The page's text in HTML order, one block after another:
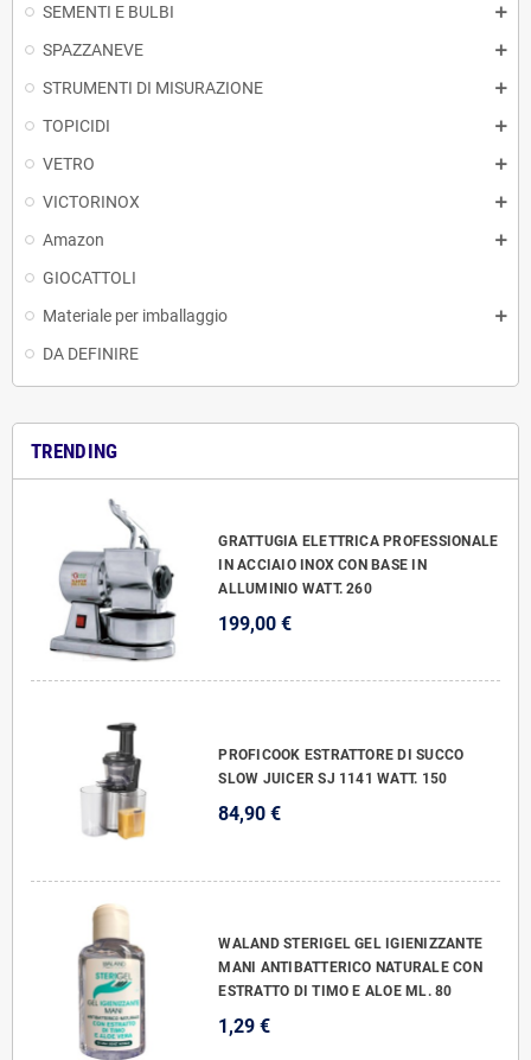
SEMENTI E BULBI
SPAZZANEVE
STRUMENTI DI MISURAZIONE
TOPICIDI
VETRO
VICTORINOX
Amazon
GIOCATTOLI
Materiale per imballaggio
DA DEFINIRE
TRENDING
GRATTUGIA ELETTRICA PROFESSIONALE
IN ACCIAIO INOX CON BASE IN
ALLUMINIO WATT. 260
199,00 €
PROFICOOK ESTRATTORE DI SUCCO
SLOW JUICER SJ 1141 WATT. 150
84,90 €
WALAND STERIGEL GEL IGIENIZZANTE
MANI ANTIBATTERICO NATURALE CON
ESTRATTO DI TIMO E ALOE ML. 80
1,29 €